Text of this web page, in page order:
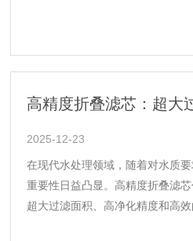
闭净水器进水阀，排空内部水分
面。‌2、浸泡清洁‌：用中性洗涤剂
2025-12-23
在现代水处理领域，随着对水质
重要性日益凸显。高精度折叠滤
超大过滤面积、高净化精度和高
为水处理行业的理想选择。超大